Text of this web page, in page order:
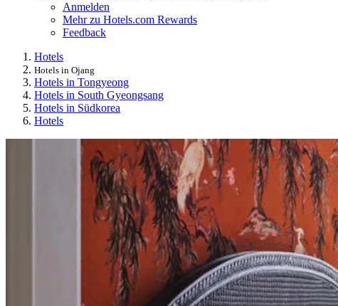
Anmelden
Mehr zu Hotels.com Rewards
Feedback
Hotels
Hotels in Ojang
Hotels in Tongyeong
Hotels in South Gyeongsang
Hotels in Südkorea
Hotels